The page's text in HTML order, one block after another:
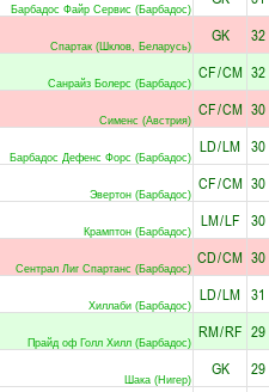
Барбадос Файр Сервис (Барбадос)
Спартак (Шклов, Беларусь)
GK 32
Санрайз Болерс (Барбадос)
CF/CM 32
Сименс (Австрия)
CF/CM 30
Барбадос Дефенс Форс (Барбадос)
LD/LM 30
Эвертон (Барбадос)
CF/CM 30
Крамптон (Барбадос)
LM/LF 30
Сентрал Лиг Спартанс (Барбадос)
CD/CM 30
Хиллаби (Барбадос)
LD/LM 31
Прайд оф Голл Хилл (Барбадос)
RM/RF 29
Шака (Нигер)
GK 29